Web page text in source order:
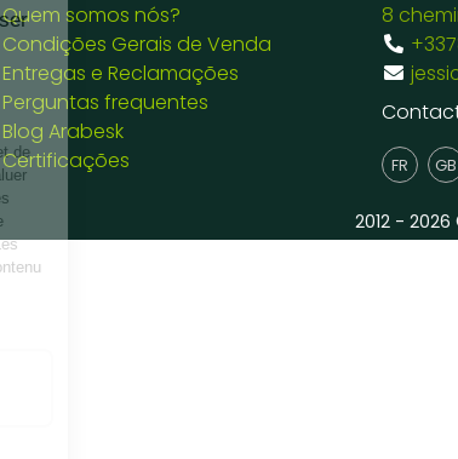
Quem somos nós?
Condições Gerais de Venda
Entregas e Reclamações
Perguntas frequentes
Blog Arabesk
Certificações
8
FR GB
2012 -